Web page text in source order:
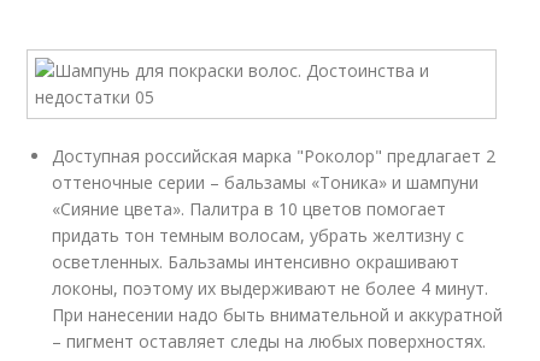
Доступная российская марка "Роколор" предлагает 2
оттеночные серии – бальзамы «Тоника» и шампуни
«Сияние цвета». Палитра в 10 цветов помогает
придать тон темным волосам, убрать желтизну с
осветленных. Бальзамы интенсивно окрашивают
локоны, поэтому их выдерживают не более 4 минут.
При нанесении надо быть внимательной и аккуратной
– пигмент оставляет следы на любых поверхностях.